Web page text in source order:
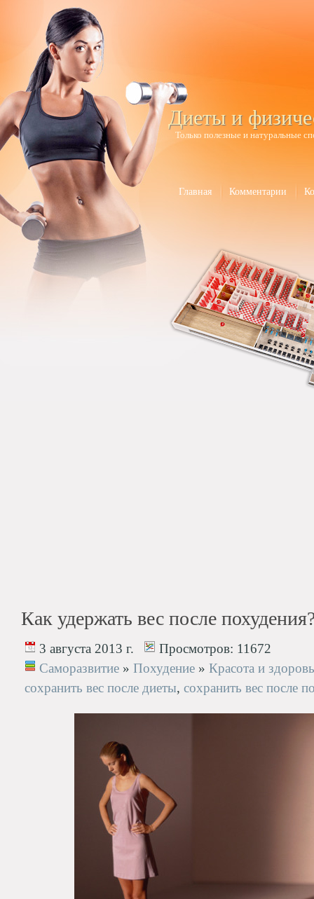
Диеты и
Только полезные и натуральные
Главная Комментарии
Как удержать вес после
3 августа 2013 г. Просмотров: 11672
Саморазвитие » Похудение » Красота и
сохранить вес после диеты, сохранить вес после